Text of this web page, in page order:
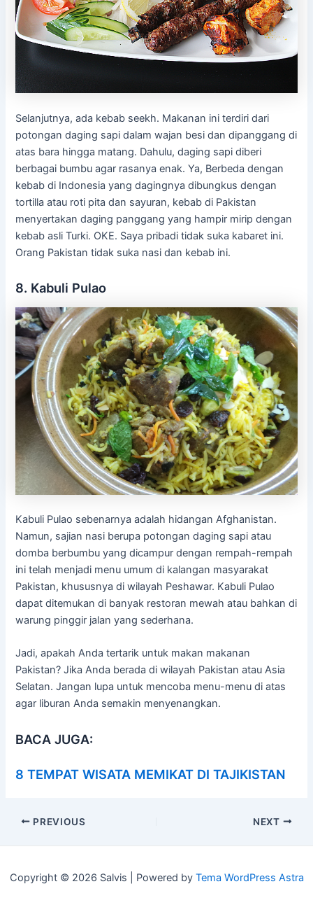
Selanjutnya, ada kebab seekh. Makanan ini terdiri dari
potongan daging sapi dalam wajan besi dan dipanggang di
atas bara hingga matang. Dahulu, daging sapi diberi
berbagai bumbu agar rasanya enak. Ya, Berbeda dengan
kebab di Indonesia yang dagingnya dibungkus dengan
tortilla atau roti pita dan sayuran, kebab di Pakistan
menyertakan daging panggang yang hampir mirip dengan
kebab asli Turki. OKE. Saya pribadi tidak suka kabaret ini.
Orang Pakistan tidak suka nasi dan kebab ini.
8. Kabuli Pulao
Kabuli Pulao sebenarnya adalah hidangan Afghanistan.
Namun, sajian nasi berupa potongan daging sapi atau
domba berbumbu yang dicampur dengan rempah-rempah
ini telah menjadi menu umum di kalangan masyarakat
Pakistan, khususnya di wilayah Peshawar. Kabuli Pulao
dapat ditemukan di banyak restoran mewah atau bahkan di
warung pinggir jalan yang sederhana.
Jadi, apakah Anda tertarik untuk makan makanan
Pakistan? Jika Anda berada di wilayah Pakistan atau Asia
Selatan. Jangan lupa untuk mencoba menu-menu di atas
agar liburan Anda semakin menyenangkan.
BACA JUGA:
8 TEMPAT WISATA MEMIKAT DI TAJIKISTAN
Post
PREVIOUS NEXT
Copyright © 2026 Salvis | Powered by Tema WordPress Astra